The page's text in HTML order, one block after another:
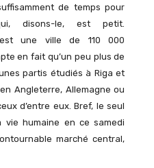
de temps pour
disons-le, est petit.
est une ville de 110 000
en fait qu’un peu plus de
partis étudiés à Riga et
Angleterre, Allemagne ou
d’entre eux. Bref, le seul
vie humaine en ce samedi
marché central,